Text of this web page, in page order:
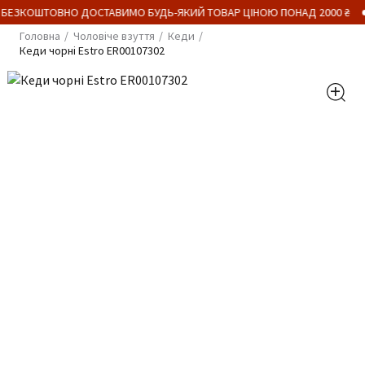
ДОСТАВИМО БУДЬ-ЯКИЙ ТОВАР ЦІНОЮ ПОНАД 2000 ₴
Головна
Чоловіче взуття
Кеди
Кеди чорні Estro ER00107302